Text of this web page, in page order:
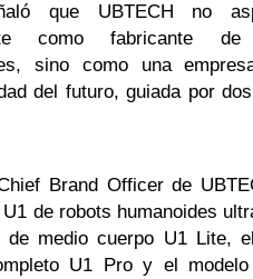
que UBTECH no
como fabricante de
sino como una
del futuro, guiada por
Brand Officer de
de robots humanoides
de medio cuerpo U1 Lite,
U1 Pro y el